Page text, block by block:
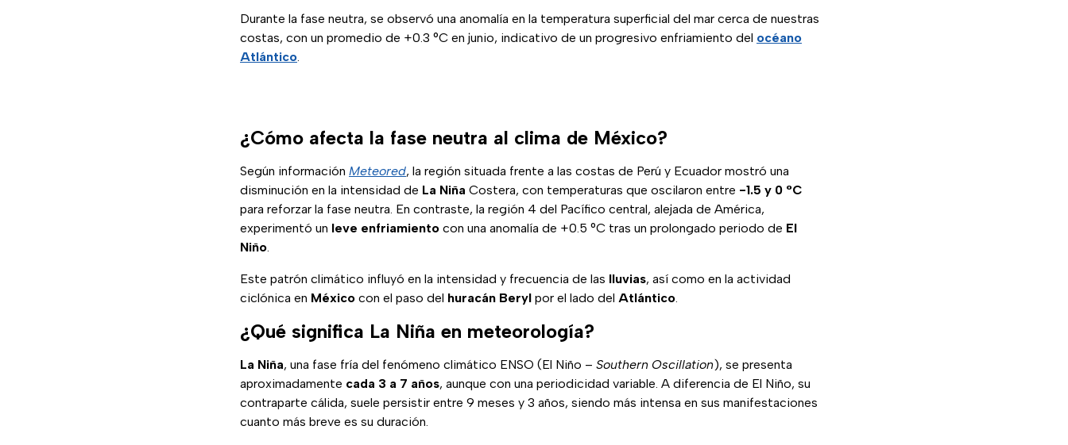
Durante la fase neutra, se observó una anomalía en la temperatura superficial del mar cerca de nuestras
costas, con un promedio de +0.3 °C en junio, indicativo de un progresivo enfriamiento del océano
Atlántico.
¿Cómo afecta la fase neutra al clima de México?
Según información Meteored, la región situada frente a las costas de Perú y Ecuador mostró una
disminución en la intensidad de La Niña Costera, con temperaturas que oscilaron entre -1.5 y 0 °C
para reforzar la fase neutra. En contraste, la región 4 del Pacífico central, alejada de América,
experimentó un leve enfriamiento con una anomalía de +0.5 °C tras un prolongado periodo de El
Niño.
Este patrón climático influyó en la intensidad y frecuencia de las lluvias, así como en la actividad
ciclónica en México con el paso del huracán Beryl por el lado del Atlántico.
¿Qué significa La Niña en meteorología?
La Niña, una fase fría del fenómeno climático ENSO (El Niño – Southern Oscillation), se presenta
aproximadamente cada 3 a 7 años, aunque con una periodicidad variable. A diferencia de El Niño, su
contraparte cálida, suele persistir entre 9 meses y 3 años, siendo más intensa en sus manifestaciones
cuanto más breve es su duración.